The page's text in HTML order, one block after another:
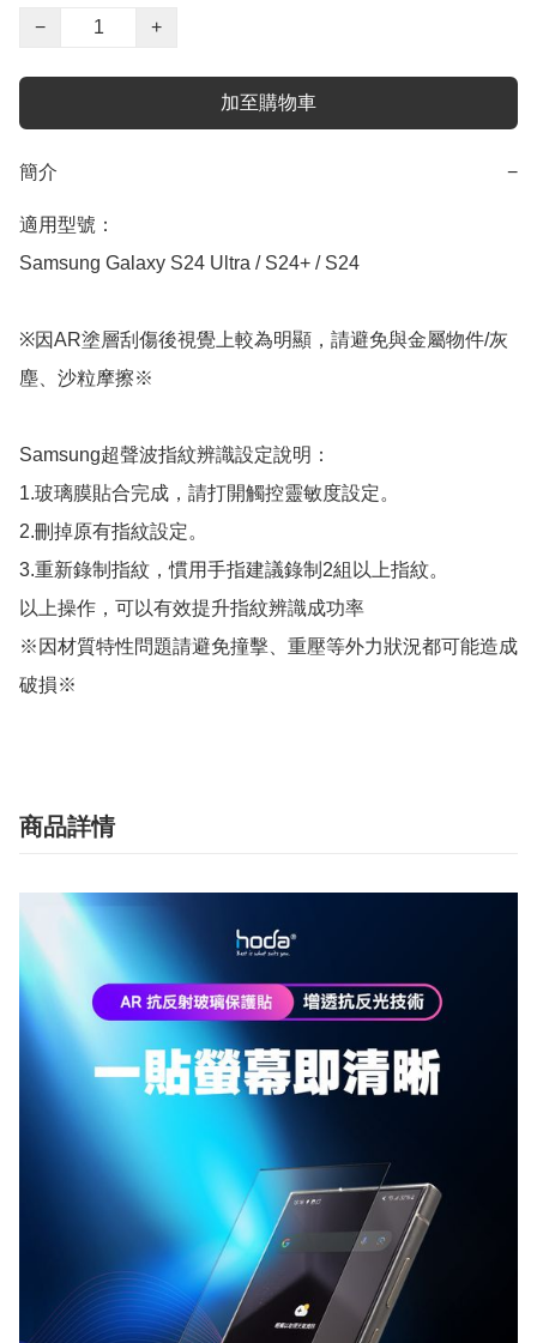
−
+
加至購物車
簡介 −
適用型號：
Samsung Galaxy S24 Ultra / S24+ / S24
※因AR塗層刮傷後視覺上較為明顯，請避免與金屬物件/灰
塵、沙粒摩擦※
Samsung超聲波指紋辨識設定說明：
1.玻璃膜貼合完成，請打開觸控靈敏度設定。
2.刪掉原有指紋設定。
3.重新錄制指紋，慣用手指建議錄制2組以上指紋。
以上操作，可以有效提升指紋辨識成功率
※因材質特性問題請避免撞擊、重壓等外力狀況都可能造成
破損※
商品詳情